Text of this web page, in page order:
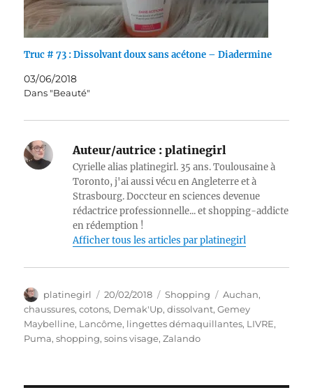
Truc # 73 : Dissolvant doux sans acétone – Diadermine
03/06/2018
Dans "Beauté"
Auteur/autrice : platinegirl
Cyrielle alias platinegirl. 35 ans. Toulousaine à
Toronto, j'ai aussi vécu en Angleterre et à
Strasbourg. Doccteur en sciences devenue
rédactrice professionnelle... et shopping-addicte
en rédemption !
Afficher tous les articles par platinegirl
Auteur
platinegirl
Publié
le
20/02/2018 Catégories
Shopping Étiquettes
Auchan,
chaussures,cotons, Demak'Up,dissolvant,Gemey
Maybelline, Lancôme, lingettes démaquillantes, LIVRE,
Puma,shopping,soins visage,Zalando